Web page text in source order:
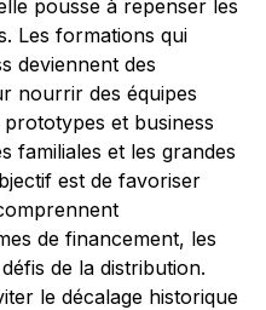
pousse à repenser les
Les formations qui
deviennent des
nourrir des équipes
et business
familiales et les grandes
est de favoriser
de financement, les
de la distribution.
le décalage historique